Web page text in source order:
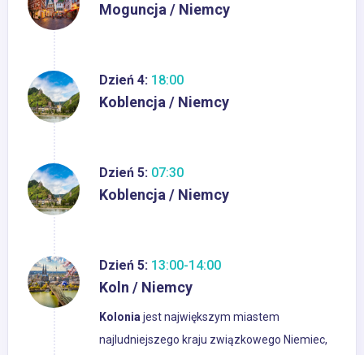
Moguncja / Niemcy
Dzień 4: 18:00
Koblencja / Niemcy
Dzień 5: 07:30
Koblencja / Niemcy
Dzień 5: 13:00-14:00
Koln / Niemcy
Kolonia jest największym miastem
najludniejszego kraju związkowego Niemiec,